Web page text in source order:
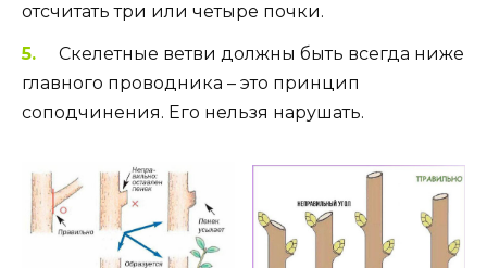
отсчитать три или четыре почки.
Скелетные ветви должны быть всегда ниже
главного проводника – это принцип
соподчинения. Его нельзя нарушать.